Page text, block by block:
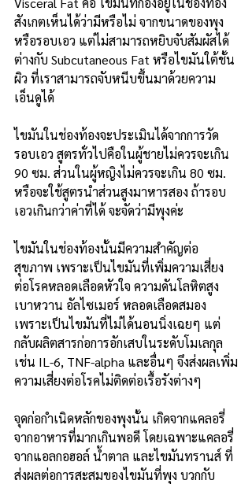
สังเกตเห็นได้ว่ามีหรือไม่ จากขนาดของพุง
หรือรอบเอว แต่ไม่สามารถหยิบจับสัมผัสได้
ต่างกับ Subcutaneous Fat หรือไขมันใต้ชั้น
ผิว ที่เราสามารถจับหนีบขึ้นมาด้วยความ
เอ็นดูได้
ไขมันในช่องท้องจะประเมินได้จากการวัด
รอบเอว สูตรทั่วไปคือในผู้ชายไม่ควรจะเกิน
90 ซม. ส่วนในผู้หญิงไม่ควรจะเกิน 80 ซม.
หรือจะใช้สูตรนำส่วนสูงมาหารสอง ถ้ารอบ
เอวเกินกว่าค่าที่ได้ จะจัดว่ามีพุงค่ะ
ไขมันในช่องท้องนั้นมีความสำคัญต่อ
สุขภาพ เพราะเป็นไขมันที่เพิ่มความเสี่ยง
ต่อโรคหลอดเลือดหัวใจ ความดันโลหิตสูง
เบาหวาน อัลไซเมอร์ หลอดเลือดสมอง
เพราะเป็นไขมันที่ไม่ได้นอนนิ่งเฉยๆ แต่
กลับผลิตสารก่อการอักเสบในระดับโมเลกุล
เช่น IL-6, TNF-alpha และอื่นๆ จึงส่งผลเพิ่ม
ความเสี่ยงต่อโรคไม่ติดต่อเรื้อรังต่างๆ
จุดก่อกำเนิดหลักของพุงนั้น เกิดจากแคลอรี่
จากอาหารที่มากเกินพอดี โดยเฉพาะแคลอรี่
จากแอลกอฮอล์ น้ำตาล และไขมันทรานส์ ที่
ส่งผลต่อการสะสมของไขมันที่พุง บวกกับ